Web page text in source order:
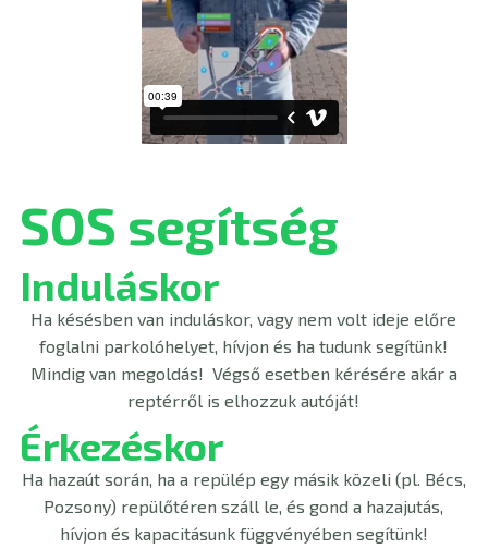
SOS segítség
Induláskor
Ha késésben van induláskor, vagy nem volt ideje előre
foglalni parkolóhelyet, hívjon és ha tudunk segítünk!
Mindig van megoldás! Végső esetben kérésére akár a
reptérről is elhozzuk autóját!
Érkezéskor
Ha hazaút során, ha a repülép egy másik közeli (pl. Bécs,
Pozsony) repülőtéren száll le, és gond a hazajutás,
hívjon és kapacitásunk függvényében segítünk!